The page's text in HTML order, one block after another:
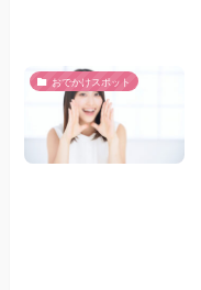
おでかけスポット